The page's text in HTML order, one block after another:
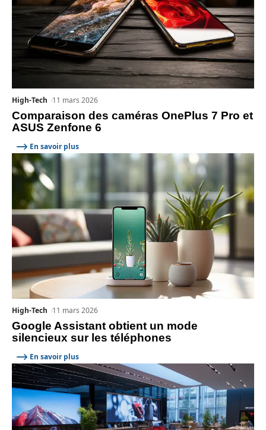
Comparaison des caméras OnePlus 7 Pro et
ASUS Zenfone 6
High-Tech 11 mars 2026
En savoir plus
Google Assistant obtient un mode
silencieux sur les téléphones
High-Tech 11 mars 2026
En savoir plus